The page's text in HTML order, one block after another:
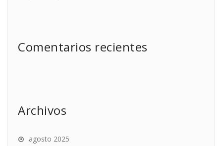
Comentarios recientes
Archivos
agosto 2025